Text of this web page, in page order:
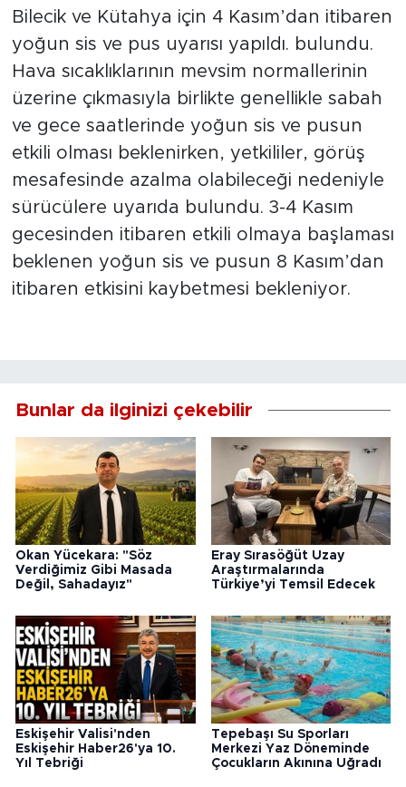
Bilecik ve Kütahya için 4 Kasım’dan itibaren
yoğun sis ve pus uyarısı yapıldı. bulundu.
Hava sıcaklıklarının mevsim normallerinin
üzerine çıkmasıyla birlikte genellikle sabah
ve gece saatlerinde yoğun sis ve pusun
etkili olması beklenirken, yetkililer, görüş
mesafesinde azalma olabileceği nedeniyle
sürücülere uyarıda bulundu. 3-4 Kasım
gecesinden itibaren etkili olmaya başlaması
beklenen yoğun sis ve pusun 8 Kasım’dan
itibaren etkisini kaybetmesi bekleniyor.
Bunlar da ilginizi çekebilir
Okan Yücekara: "Söz
Verdiğimiz Gibi Masada
Değil, Sahadayız"
Eray Sırasöğüt Uzay
Araştırmalarında
Türkiye’yi Temsil Edecek
Eskişehir Valisi'nden
Eskişehir Haber26'ya 10.
Yıl Tebriği
Tepebaşı Su Sporları
Merkezi Yaz Döneminde
Çocukların Akınına Uğradı